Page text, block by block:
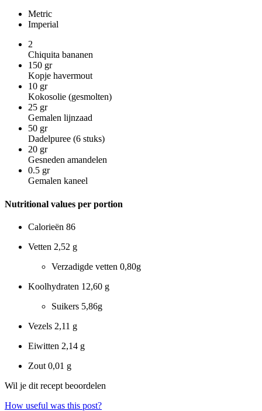
Metric
Imperial
2
Chiquita bananen
150 gr
Kopje havermout
10 gr
Kokosolie (gesmolten)
25 gr
Gemalen lijnzaad
50 gr
Dadelpuree (6 stuks)
20 gr
Gesneden amandelen
0.5 gr
Gemalen kaneel
Nutritional values per portion
Calorieën 86
Vetten 2,52 g
Verzadigde vetten 0,80g
Koolhydraten 12,60 g
Suikers 5,86g
Vezels 2,11 g
Eiwitten 2,14 g
Zout 0,01 g
Wil je dit recept beoordelen
How useful was this post?